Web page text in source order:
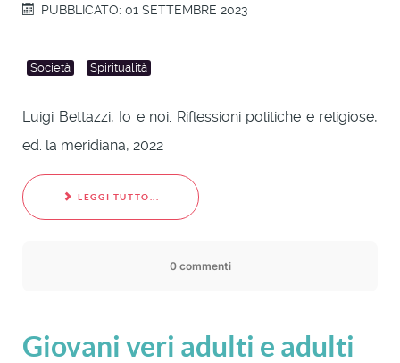
PUBBLICATO: 01 SETTEMBRE 2023
Società Spiritualità
Luigi Bettazzi, Io e noi. Riflessioni politiche e religiose,
ed. la meridiana, 2022
LEGGI TUTTO...
0 commenti
Giovani veri adulti e adulti